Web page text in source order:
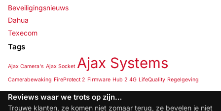
Beveiligingsnieuws
Dahua
Texecom
Tags
Ajax Camera's Ajax Socket Ajax Systems
Camerabewaking FireProtect 2 Firmware Hub 2 4G LifeQuality Regelgeving
Reviews waar we trots op zijn…
Trouwe klanten, ze komen niet zomaar terug, ze bevelen je niet